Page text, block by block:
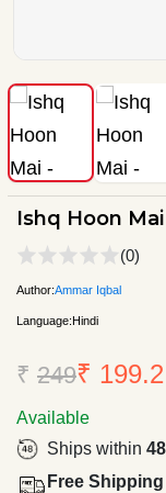
Ishq Hoon Mai
(0)
Author:Ammar Iqbal
Language:Hindi
₹ 249₹ 199.2
Available
Ships within
Free Shipping